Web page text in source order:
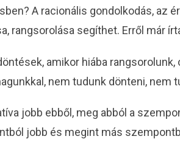
A racionális gondolkodás, az
rangsorolása segíthet. Erről már
amikor hiába
nem tudunk dönteni, nem
jobb ebből, meg abból a
jobb és megint más